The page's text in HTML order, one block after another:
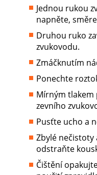
Jednou rukou
napněte,
Druhou ruko
zvukovodu.
Zmáčknutím
Ponechte
Mírným
zevního
Pusťte ucho a
Zbylé
odstraňte
Čištění